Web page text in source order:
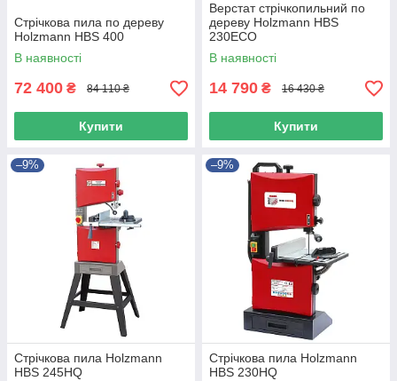
Стрічкова пила по дереву
Holzmann HBS 400
В наявності
72 400 ₴ 84 110 ₴
Купити
Верстат стрічкопильний по
дереву Holzmann HBS
230ECO
В наявності
14 790 ₴ 16 430 ₴
Купити
–9%
Стрічкова пила Holzmann
HBS 245HQ
–9%
Стрічкова пила Holzmann
HBS 230HQ